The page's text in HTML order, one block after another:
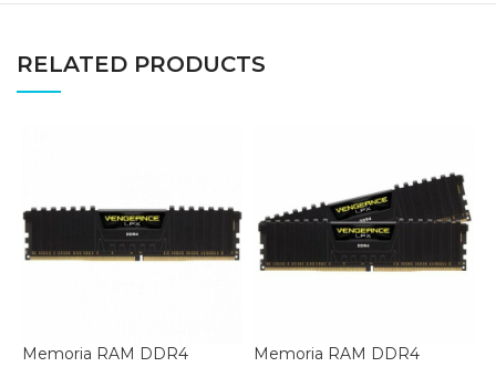
RELATED PRODUCTS
Memoria RAM DDR4
Memoria RAM DDR4